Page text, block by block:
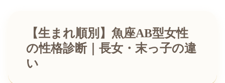
【生まれ順別】魚座AB型女性
の性格診断｜長女・末っ子の違
い